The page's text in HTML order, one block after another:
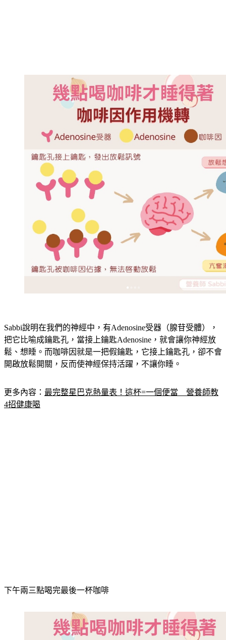
Sabbi說明在我們的神經中，有Adenosine受器（腺苷受體），
把它比喻成鑰匙孔，當接上鑰匙Adenosine，就會讓你神經放
鬆、想睡。而咖啡因就是一把假鑰匙，它接上鑰匙孔，卻不會
開啟放鬆開關，反而使神經保持活躍，不讓你睡。
更多內容： 最完整星巴克熱量表！這杯=一個便當　營養師教
4招健康喝
下午兩三點喝完最後一杯咖啡